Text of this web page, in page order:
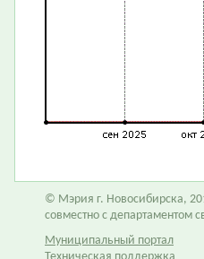
© Мэрия г. Новосибирска,
совместно с департаментом
Муниципальный портал